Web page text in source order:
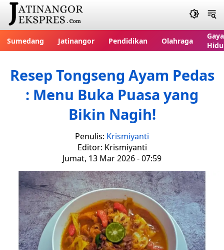
Sumedang Jatinangor Pendidikan Olahraga
Gaya
Resep Tongseng Ayam Pedas
: Menu Buka Puasa yang
Bikin Nagih!
Penulis: Krismiyanti
Editor: Krismiyanti
Jumat, 13 Mar 2026 - 07:59